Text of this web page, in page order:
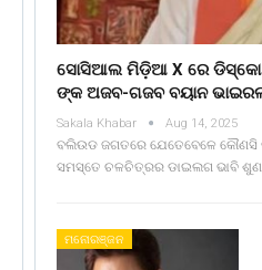
ସୋସିଆଲ ମିଡ଼ିଆ X ରେ ଡିସ୍କୋ
ଙ୍କ ଅଜବ-ଗଜବ ବୟାନ
Sakala Khabar Aug 14, 2025
ବଲିଉଡ ଜଗତରେ ଯେତେବେଳେ କୌଣସି
ସମସ୍ତେ ଚଳଚିତ୍ରର ଡାଇଲଗ ଭାବି
ମନୋରଞ୍ଜନ